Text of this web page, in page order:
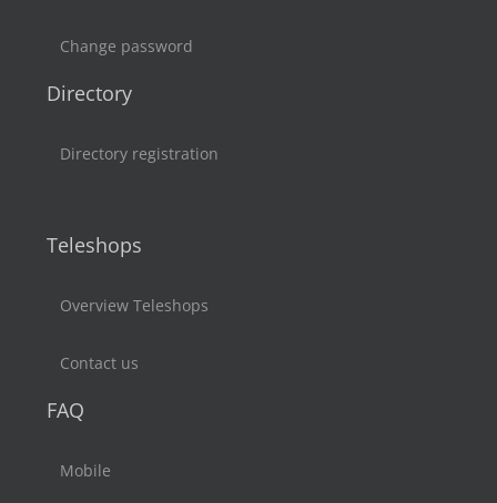
Change password
Directory
Directory registration
Teleshops
Overview Teleshops
Contact us
FAQ
Mobile